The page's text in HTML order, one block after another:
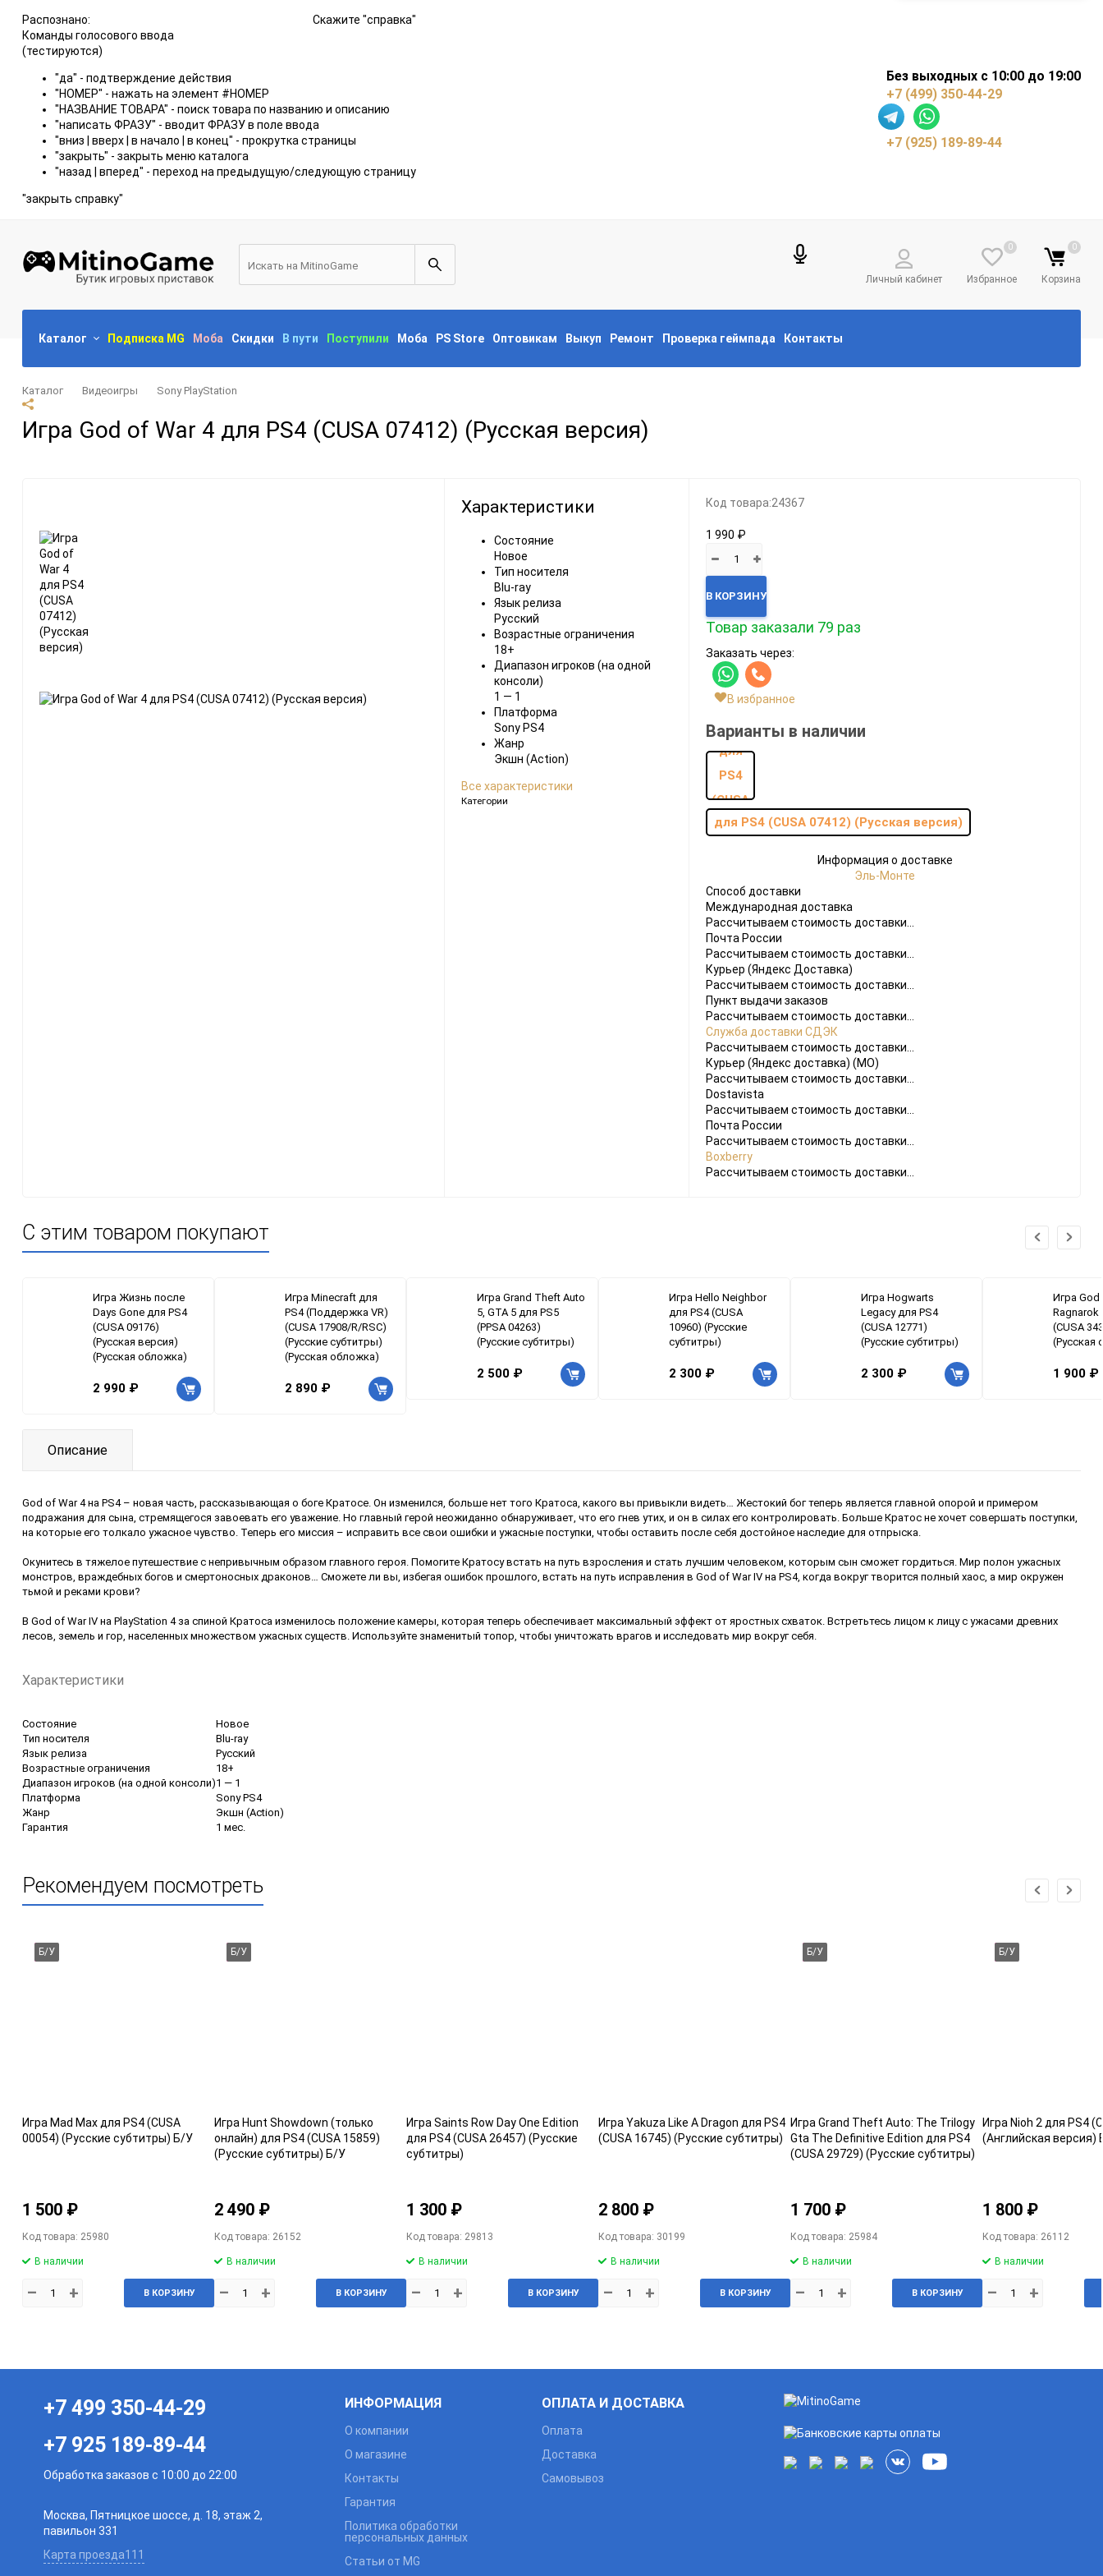
Распознано:
Скажите "справка"
Команды голосового ввода
(тестируются)
"да" - подтверждение действия
"НОМЕР" - нажать на элемент #НОМЕР
"НАЗВАНИЕ ТОВАРА" - поиск товара по названию и описанию
"написать ФРАЗУ" - вводит ФРАЗУ в поле ввода
"вниз | вверх | в начало | в конец" - прокрутка страницы
"закрыть" - закрыть меню каталога
"назад | вперед" - переход на предыдущую/следующую страницу
"закрыть справку"
Без выходных с 10:00 до 19:00
+7 (499) 350-44-29
+7 (925) 189-89-44
Личный кабинет Избранное
0
Корзина
0
Аксессуары
Microsoft Xbox Amazon Microsoft Xbox
Разные 8 и 16 бит
Microsoft Xbox
Разные Крышки, подставки
Эл.книги / планшеты
Приставки
Nintendo Подписки и DLC
Nintendo
Switch[23] Игры [175]
Switch 2[1] Игры[31] Аксессуары
Каталог Скидки Поступили
В пути Моба PS Store Оптовикам Выкуп Ремонт Проверка геймпада
Подписка MG Моба Контакты
Каталог Видеоигры Sony PlayStation
Игра God of War 4 для PS4 (CUSA 07412) (Русская версия)
Характеристики
Состояние
Новое
Тип носителя
Blu-ray
Язык релиза
Русский
Возрастные ограничения
18+
Диапазон игроков (на одной
консоли)
1 — 1
Платформа
Sony PS4
Жанр
Экшн (Action)
Все характеристики
Категории
Код товара:24367
1 990 ₽
В КОРЗИНУ
Товар заказали 79 раз
Заказать через:
В избранное
Варианты в наличии
для PS4 (CUSA 07412) (Русская версия)
Информация о доставке
Эль-Монте
Способ доставки
Международная доставка
Рассчитываем стоимость доставки...
Почта России
Рассчитываем стоимость доставки...
Курьер (Яндекс Доставка)
Рассчитываем стоимость доставки...
Пункт выдачи заказов
Рассчитываем стоимость доставки...
Служба доставки СДЭК
Рассчитываем стоимость доставки...
Курьер (Яндекс доставка) (МО)
Рассчитываем стоимость доставки...
Dostavista
Рассчитываем стоимость доставки...
Почта России
Рассчитываем стоимость доставки...
Boxberry
Рассчитываем стоимость доставки...
С этим товаром покупают
Игра Жизнь после
Days Gone для PS4
(CUSA 09176)
(Русская версия)
(Русская обложка)
2 990 ₽
Игра Minecraft для
PS4 (Поддержка VR)
(CUSA 17908/R/RSC)
(Русские субтитры)
(Русская обложка)
2 890 ₽
Игра Grand Theft Auto
5, GTA 5 для PS5
(PPSA 04263)
(Русские субтитры)
2 500 ₽
Игра Hello Neighbor
для PS4 (CUSA
10960) (Русские
субтитры)
2 300 ₽
Игра Hogwarts
Legacy для PS4
(CUSA 12771)
(Русские субтитры)
2 300 ₽
Игра God
Ragnarok
(CUSA
(Русская
1 900 ₽
Описание
God of War 4 на PS4 – новая часть, рассказывающая о боге Кратосе. Он изменился, больше нет того Кратоса, какого вы привыкли видеть… Жестокий бог теперь является главной опорой и примером
подражания для сына, стремящегося завоевать его уважение. Но главный герой неожиданно обнаруживает, что его гнев утих, и он в силах его контролировать. Больше Кратос не хочет совершать поступки,
на которые его толкало ужасное чувство. Теперь его миссия – исправить все свои ошибки и ужасные поступки, чтобы оставить после себя достойное наследие для отпрыска.
Окунитесь в тяжелое путешествие с непривычным образом главного героя. Помогите Кратосу встать на путь взросления и стать лучшим человеком, которым сын сможет гордиться. Мир полон ужасных
монстров, враждебных богов и смертоносных драконов… Сможете ли вы, избегая ошибок прошлого, встать на путь исправления в God of War IV на PS4, когда вокруг творится полный хаос, а мир окружен
тьмой и реками крови?
В God of War IV на PlayStation 4 за спиной Кратоса изменилось положение камеры, которая теперь обеспечивает максимальный эффект от яростных схваток. Встретьтесь лицом к лицу с ужасами древних
лесов, земель и гор, населенных множеством ужасных существ. Используйте знаменитый топор, чтобы уничтожать врагов и исследовать мир вокруг себя.
Характеристики
Состояние
Новое
Тип носителя
Blu-ray
Язык релиза
Русский
Возрастные ограничения
18+
Диапазон игроков (на одной консоли)1 — 1
Платформа
Sony PS4
Жанр
Экшн (Action)
Гарантия
1 мес.
Рекомендуем посмотреть
Б/У
Игра Mad Max для PS4 (CUSA
00054) (Русские субтитры) Б/У
1 500 ₽
Код товара: 25980
В наличии
– + В КОРЗИНУ
Б/У
Игра Hunt Showdown (только
онлайн) для PS4 (CUSA 15859)
(Русские субтитры) Б/У
2 490 ₽
Код товара: 26152
В наличии
– + В КОРЗИНУ
Игра Saints Row Day One Edition
для PS4 (CUSA 26457) (Русские
субтитры)
1 300 ₽
Код товара: 29813
В наличии
– + В КОРЗИНУ
Игра Yakuza Like A Dragon для PS4
(CUSA 16745) (Русские субтитры)
2 800 ₽
Код товара: 30199
В наличии
– + В КОРЗИНУ
Б/У
Игра Grand Theft Auto: The Trilogy
Gta The Definitive Edition для PS4
(CUSA 29729) (Русские субтитры)
1 700 ₽
Код товара: 25984
В наличии
– + В КОРЗИНУ
Б/У
Игра Nioh 2 для PS4
(Английская версия)
1 800 ₽
Код товара: 26112
В наличии
– +
+7 499 350-44-29
+7 925 189-89-44
Обработка заказов с 10:00 до 22:00
Москва, Пятницкое шоссе, д. 18, этаж 2,
павильон 331
Карта проезда111
ИНФОРМАЦИЯ
О компании
О магазине
Контакты
Гарантия
Политика обработки
персональных данных
Статьи от MG
ОПЛАТА И ДОСТАВКА
Оплата
Доставка
Самовывоз